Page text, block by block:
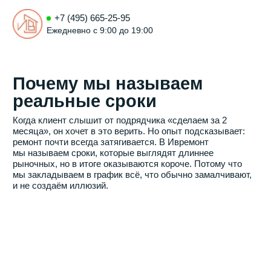
+7 (495) 665-25-95
Ежедневно с 9:00 до 19:00
Когда клиент слышит от подрядчика «сделаем за 2
месяца», он хочет в это верить. Но опыт подсказывает:
ремонт почти всегда затягивается. В Ивремонт
мы называем сроки, которые выглядят длиннее
рыночных, но в итоге оказываются короче. Потому что
мы закладываем в график всё, что обычно замалчивают,
и не создаём иллюзий.